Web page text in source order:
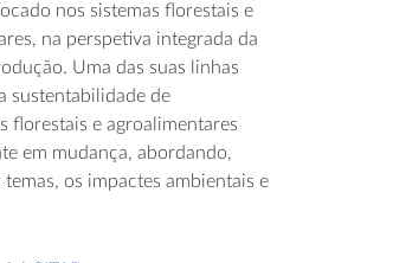
nos sistemas florestais e
na perspetiva integrada da
Uma das suas linhas
sustentabilidade de
florestais e agroalimentares
em mudança, abordando,
os impactes ambientais e